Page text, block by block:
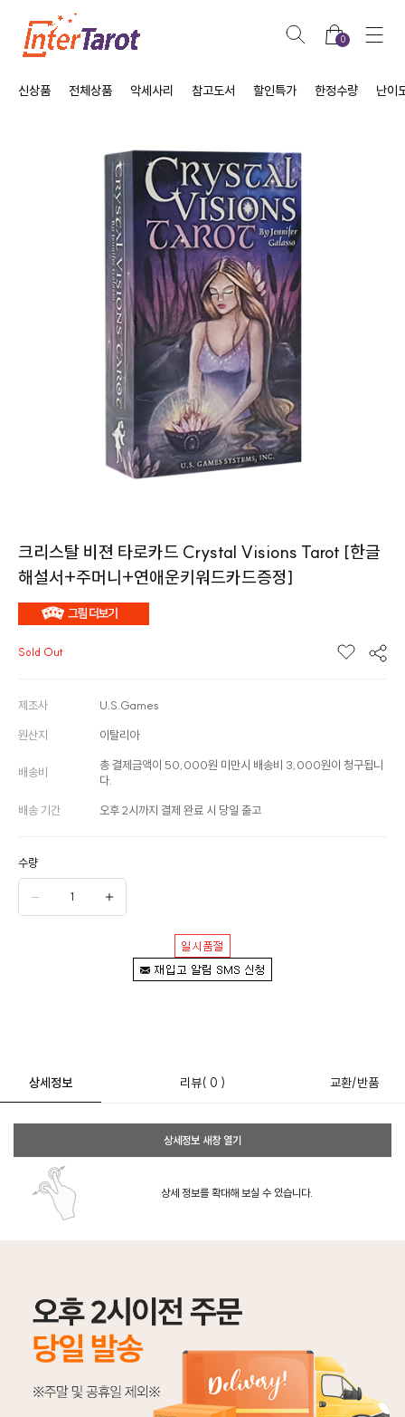
0
신상품 전체상품 악세사리 참고도서 할인특가 한정수량 난이
크리스탈 비젼 타로카드 Crystal Visions Tarot [한글
해설서+주머니+연애운키워드카드증정]
Sold Out
제조사 U.S.Games
원산지 이탈리아
배송비
총 결제금액이 50,000원 미만시 배송비 3,000원이 청구됩니
다.
배송 기간 오후 2시까지 결제 완료 시 당일 출고
수량
상세정보 리뷰( 0 ) 교환/반품
상세정보 새창 열기
상세 정보를 확대해 보실 수 있습니다.